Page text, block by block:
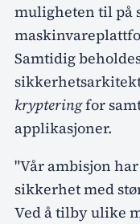
muligheten til på
Samtidig
krypteringfor
applikasjoner.
"Vår ambisjon
sikkerhet med
Ved å tilby ulike